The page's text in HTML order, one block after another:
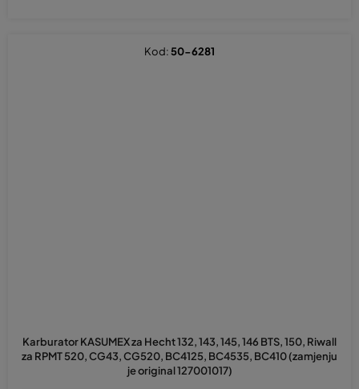
Karburator KASUMEX za Hecht 132, 143, 145, 146 BTS, 150, Riwall
za RPMT 520, CG43, CG520, BC4125, BC4535, BC410 (zamjenju
je original 127001017)
Kod: 50-6281